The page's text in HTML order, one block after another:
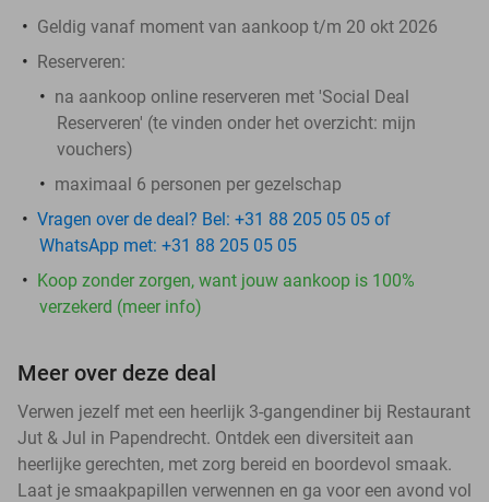
Geldig vanaf moment van aankoop t/m 20 okt 2026
Reserveren:
na aankoop online reserveren met 'Social Deal
Reserveren' (te vinden onder het overzicht: mijn
vouchers)
maximaal 6 personen per gezelschap
Vragen over de deal? Bel: +31 88 205 05 05 of
WhatsApp met: +31 88 205 05 05
Koop zonder zorgen, want jouw aankoop is 100%
verzekerd (meer info)
Meer over deze deal
Verwen jezelf met een heerlijk 3-gangendiner bij Restaurant
Jut & Jul in Papendrecht. Ontdek een diversiteit aan
heerlijke gerechten, met zorg bereid en boordevol smaak.
Laat je smaakpapillen verwennen en ga voor een avond vol